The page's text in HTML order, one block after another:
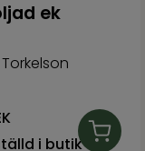
ek
i butik